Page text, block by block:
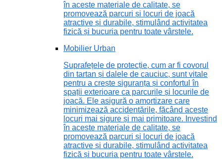
în aceste materiale de calitate, se
promovează parcuri și locuri de joacă
atractive și durabile, stimulând activitatea
fizică și bucuria pentru toate vârstele.
Mobilier Urban
Suprafețele de protecție, cum ar fi covorul
din tartan și dalele de cauciuc, sunt vitale
pentru a crește siguranța și confortul în
spații exterioare ca parcurile și locurile de
joacă. Ele asigură o amortizare care
minimizează accidentările, făcând aceste
locuri mai sigure și mai primitoare. Investind
în aceste materiale de calitate, se
promovează parcuri și locuri de joacă
atractive și durabile, stimulând activitatea
fizică și bucuria pentru toate vârstele.